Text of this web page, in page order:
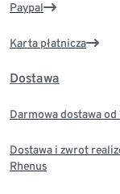
Paypal
Karta płatnicza
Dostawa
Darmowa dostawa od
Dostawa i zwrot
Rhenus